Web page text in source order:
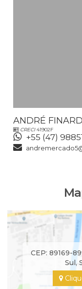
ANDRÉ
CRECI41902F
+55 (47)
CEP: 89169-
Sul,